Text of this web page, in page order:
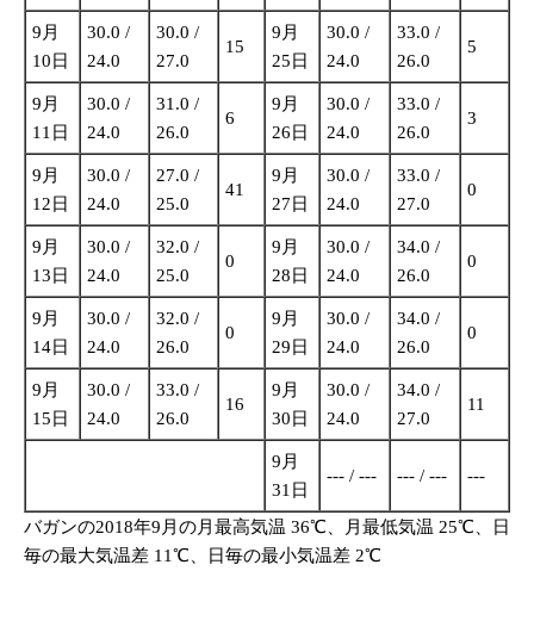
9月
10日
30.0 /
24.0
30.0 /
27.0
15
9月
25日
30.0 /
24.0
33.0 /
26.0
5
9月
11日
30.0 /
24.0
31.0 /
26.0
6
9月
26日
30.0 /
24.0
33.0 /
26.0
3
9月
12日
30.0 /
24.0
27.0 /
25.0
41
9月
27日
30.0 /
24.0
33.0 /
27.0
0
9月
13日
30.0 /
24.0
32.0 /
25.0
0
9月
28日
30.0 /
24.0
34.0 /
26.0
0
9月
14日
30.0 /
24.0
32.0 /
26.0
0
9月
29日
30.0 /
24.0
34.0 /
26.0
0
9月
15日
30.0 /
24.0
33.0 /
26.0
16
9月
30日
30.0 /
24.0
34.0 /
27.0
11
9月
31日
--- / --- --- / --- ---
バガンの2018年9月の月最高気温 36℃、月最低気温 25℃、日
毎の最大気温差 11℃、日毎の最小気温差 2℃